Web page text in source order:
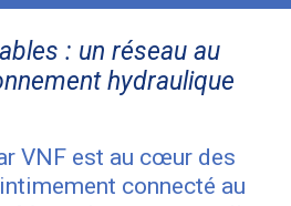
: un réseau au
hydraulique
VNF est au cœur des
connecté au